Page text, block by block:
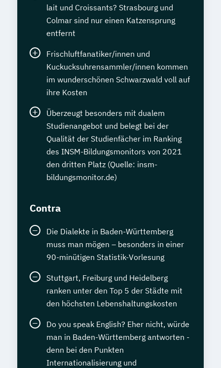
lait und Croissants? Strasbourg und
Colmar sind nur einen Katzensprung
entfernt
Frischluftfanatiker/innen und
Kuckucksuhrensammler/innen kommen
im wunderschönen Schwarzwald voll auf
ihre Kosten
Überzeugt besonders mit dualem
Studienangebot und belegt bei der
Qualität der Studienfächer im Ranking
des INSM-Bildungsmonitors von 2021
den dritten Platz (Quelle: insm-
bildungsmonitor.de)
Contra
Die Dialekte in Baden-Württemberg
muss man mögen – besonders in einer
90-minütigen Statistik-Vorlesung
Stuttgart, Freiburg und Heidelberg
ranken unter den Top 5 der Städte mit
den höchsten Lebenshaltungskosten
Do you speak English? Eher nicht, würde
man in Baden-Württemberg antworten -
denn bei den Punkten
Internationalisierung und